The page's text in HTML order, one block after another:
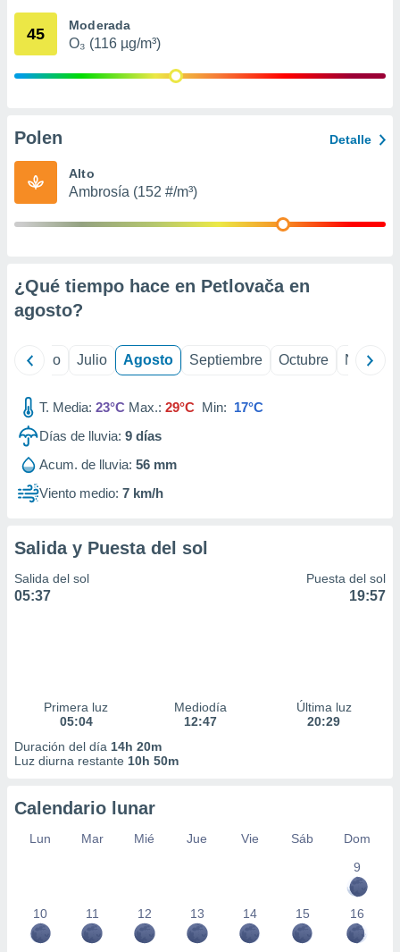
mediante
publicidad
de
45 Moderada
O₃ (116 µg/m³)
Polen Detalle
Alto
Ambrosía (152 #/m³)
¿Qué tiempo hace en Petlovača en
agosto?
Junio Julio Agosto Septiembre Octubre
T. Media: 23°C Max.: 29°C Min: 17°C
Días de lluvia: 9 días
Acum. de lluvia: 56 mm
Viento medio: 7 km/h
Salida y Puesta del sol
Salida del sol
05:37
Puesta del sol
19:57
Primera luz
05:04
Mediodía
12:47
Última luz
20:29
Duración del día 14h 20m
Luz diurna restante 10h 50m
Calendario lunar
Lun Mar Mié Jue Vie Sáb
Dom
9
10 11 12 13 14 15 16